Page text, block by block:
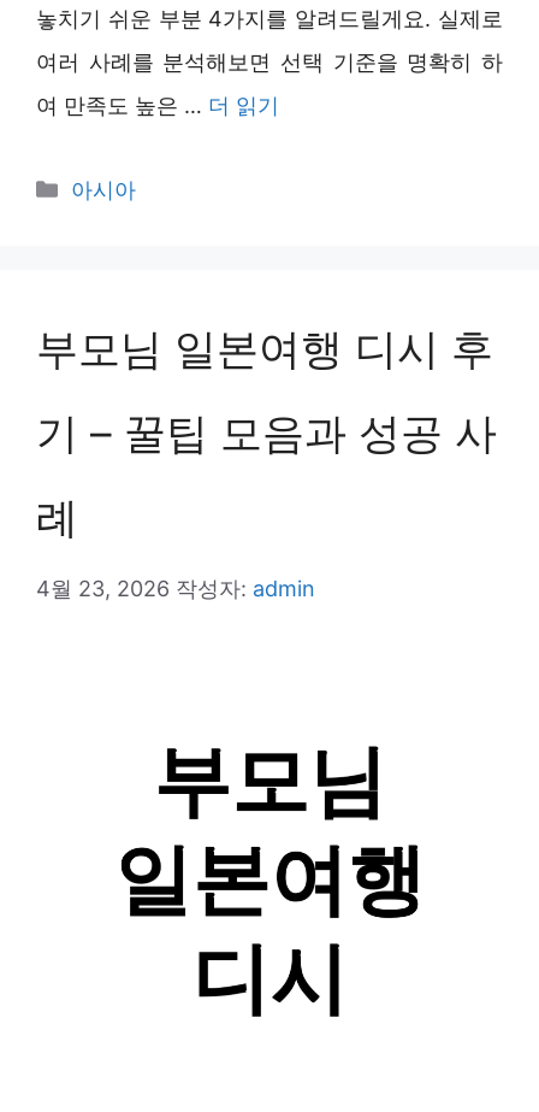
놓치기 쉬운 부분 4가지를 알려드릴게요. 실제로
여러 사례를 분석해보면 선택 기준을 명확히 하
여 만족도 높은 … 더 읽기
카
아시아
부모님 일본여행 디시 후
기 – 꿀팁 모음과 성공 사
례
4월 23, 2026 작성자: admin